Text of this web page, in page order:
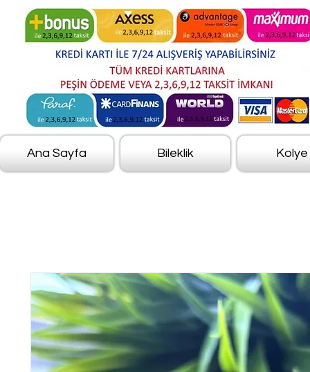
Ana Sayfa Bileklik Kolye